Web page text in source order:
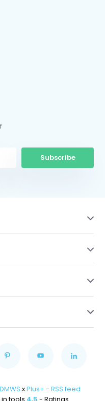
Subscribe
DMWS xPlus+ - RSS feed
tools 4,5 - Ratings
here